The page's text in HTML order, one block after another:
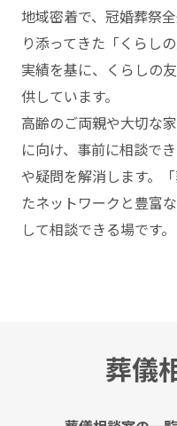
地域密着で、冠婚葬祭
り添ってきた「くらし
実績を基に、くらしの
供しています。
⾼齢のご両親や⼤切な
に向け、事前に相談で
や疑問を解消します。
たネットワークと豊富
して相談できる場です。
葬儀